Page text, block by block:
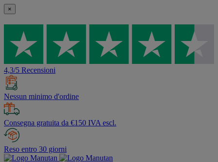
×
4,3/5 Recensioni
Nessun minimo d'ordine
Consegna gratuita da €150 IVA escl.
Reso entro 30 giorni